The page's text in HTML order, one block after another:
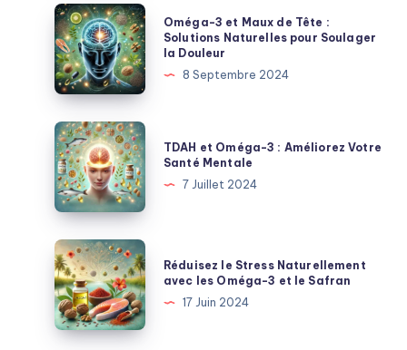
:
Protégez
Votre
Cerveau
Naturellement
🌿
Oméga-
3
et
Maux
de
Tête
Solutions
Naturelles
pour
Soulager
la
Douleur
Oméga-3 et Maux de Tête :
Solutions Naturelles pour Soulager
la Douleur
8 Septembre 2024
TDAH
et
Oméga-
3
Améliorez
Votre
Santé
Mentale
TDAH et Oméga-3 : Améliorez Votre
Santé Mentale
7 Juillet 2024
Réduisez
le
Stress
Naturellement
avec
Réduisez le Stress Naturellement
avec les Oméga-3 et le Safran
17 Juin 2024